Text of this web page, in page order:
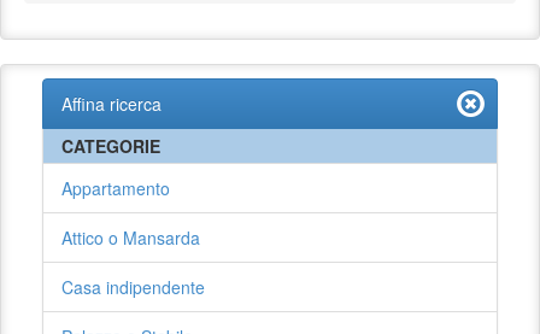
Affina ricerca
CATEGORIE
Appartamento
Attico o Mansarda
Casa indipendente